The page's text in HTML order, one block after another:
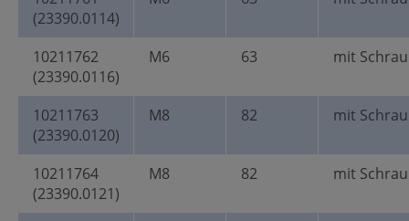
(23390.0114)
10211762
(23390.0116)
M6 63 mit
10211763
(23390.0120)
M8 82 mit
10211764
(23390.0121)
M8 82 mit